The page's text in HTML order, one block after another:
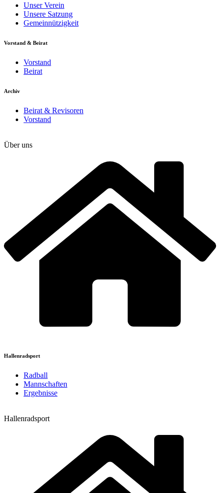
Unser Verein
Unsere Satzung
Gemeinnützigkeit
Vorstand & Beirat
Vorstand
Beirat
Archiv
Beirat & Revisoren
Vorstand
Über uns
Hallenradsport
Radball
Mannschaften
Ergebnisse
Hallenradsport